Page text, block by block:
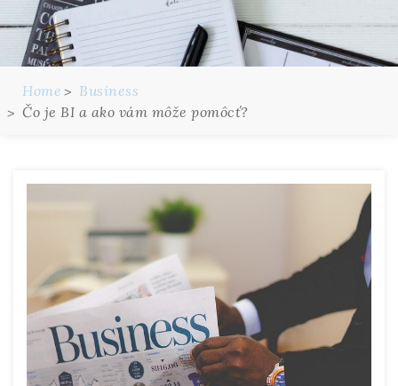
Home
Business
Čo je BI a ako vám môže pomôcť?